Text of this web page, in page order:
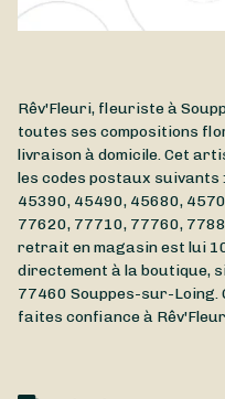
Rêv'Fleuri, fleuriste à
toutes ses compositions
livraison à domicile. Cet
les codes postaux
45390, 45490, 45680,
77620, 77710, 77760,
retrait en magasin est lui
directement à la boutique,
77460 Souppes-sur-Loing.
faites confiance à